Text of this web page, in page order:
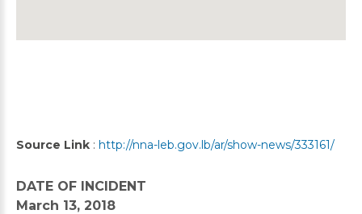
Source Link : http://nna-leb.gov.lb/ar/show-news/333161/
DATE OF INCIDENT
March 13, 2018